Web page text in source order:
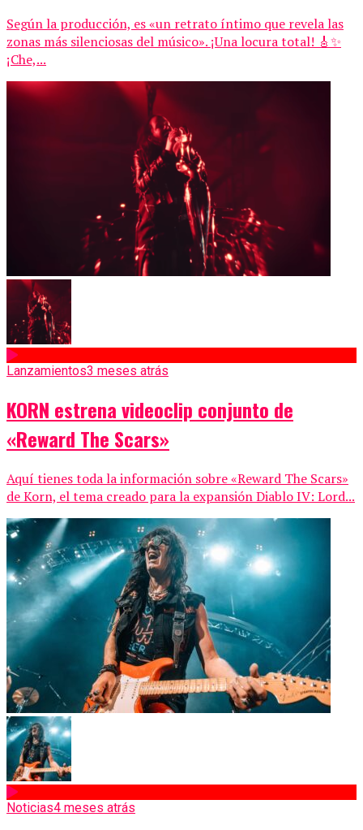
Según la producción, es «un retrato íntimo que revela las
zonas más silenciosas del músico». ¡Una locura total! 🎸✨
¡Che,...
Lanzamientos3 meses atrás
KORN estrena videoclip conjunto de
«Reward The Scars»
Aquí tienes toda la información sobre «Reward The Scars»
de Korn, el tema creado para la expansión Diablo IV: Lord...
Noticias4 meses atrás